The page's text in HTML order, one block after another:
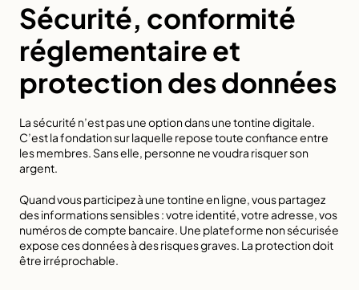
Sécurité, conformité
réglementaire et
protection des données
La sécurité n’est pas une option dans une tontine digitale.
C’est la fondation sur laquelle repose toute confiance entre
les membres. Sans elle, personne ne voudra risquer son
argent.
Quand vous participez à une tontine en ligne, vous partagez
des informations sensibles : votre identité, votre adresse, vos
numéros de compte bancaire. Une plateforme non sécurisée
expose ces données à des risques graves. La protection doit
être irréprochable.